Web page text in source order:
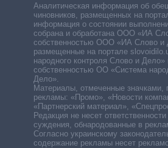
Аналитическая информация об
чиновников, размещенных на
информация о состоянии
собрана и обработана ООО «ИА
собственностью ООО «ИА Слово и
размещенные на портале
народного контроля Слово и Дело»
собственностью ОО «Система
Дело».
Материалы, отмеченные значками,
рекламы: «Промо», «Новости
«Партнерский материал»,
Редакция не несет
суждения, обнародованные в
Согласно украинскому
содержание рекламы несет